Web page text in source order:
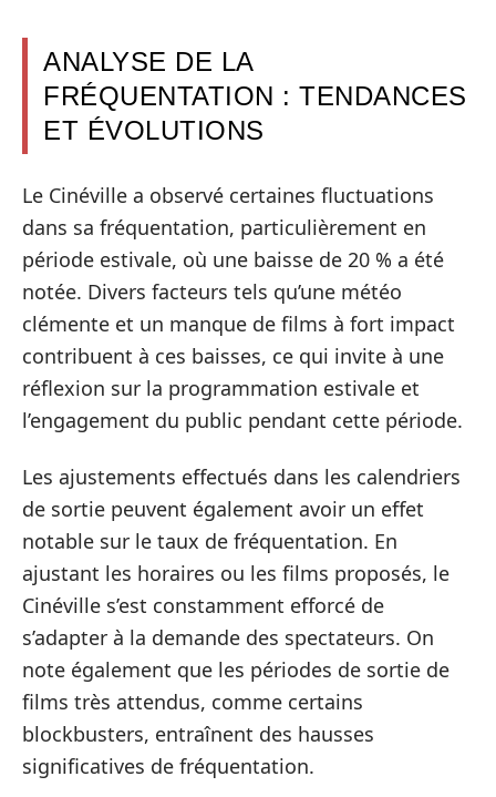
ANALYSE DE LA
FRÉQUENTATION : TENDANCES
ET ÉVOLUTIONS
Le Cinéville a observé certaines fluctuations
dans sa fréquentation, particulièrement en
période estivale, où une baisse de 20 % a été
notée. Divers facteurs tels qu’une météo
clémente et un manque de films à fort impact
contribuent à ces baisses, ce qui invite à une
réflexion sur la programmation estivale et
l’engagement du public pendant cette période.
Les ajustements effectués dans les calendriers
de sortie peuvent également avoir un effet
notable sur le taux de fréquentation. En
ajustant les horaires ou les films proposés, le
Cinéville s’est constamment efforcé de
s’adapter à la demande des spectateurs. On
note également que les périodes de sortie de
films très attendus, comme certains
blockbusters, entraînent des hausses
significatives de fréquentation.